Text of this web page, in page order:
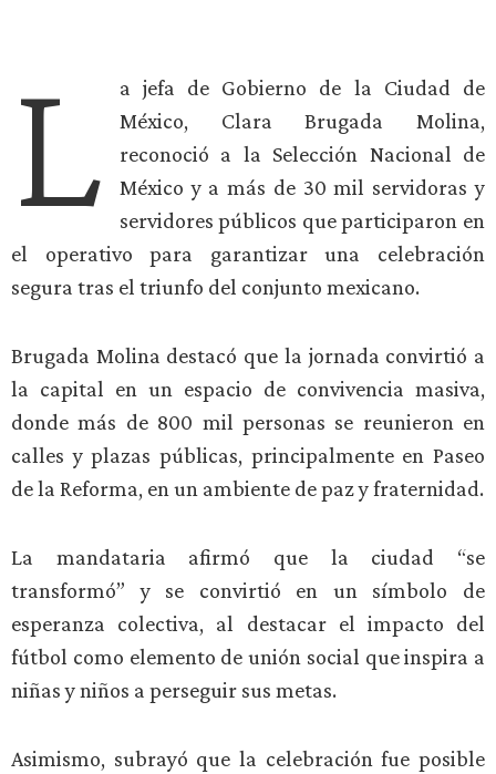
L
a jefa de Gobierno de la Ciudad de
México, Clara Brugada Molina,
reconoció a la Selección Nacional de
México y a más de 30 mil servidoras y
servidores públicos que participaron en
el operativo para garantizar una celebración
segura tras el triunfo del conjunto mexicano.
Brugada Molina destacó que la jornada convirtió a
la capital en un espacio de convivencia masiva,
donde más de 800 mil personas se reunieron en
calles y plazas públicas, principalmente en Paseo
de la Reforma, en un ambiente de paz y fraternidad.
La mandataria afirmó que la ciudad “se
transformó” y se convirtió en un símbolo de
esperanza colectiva, al destacar el impacto del
fútbol como elemento de unión social que inspira a
niñas y niños a perseguir sus metas.
Asimismo, subrayó que la celebración fue posible